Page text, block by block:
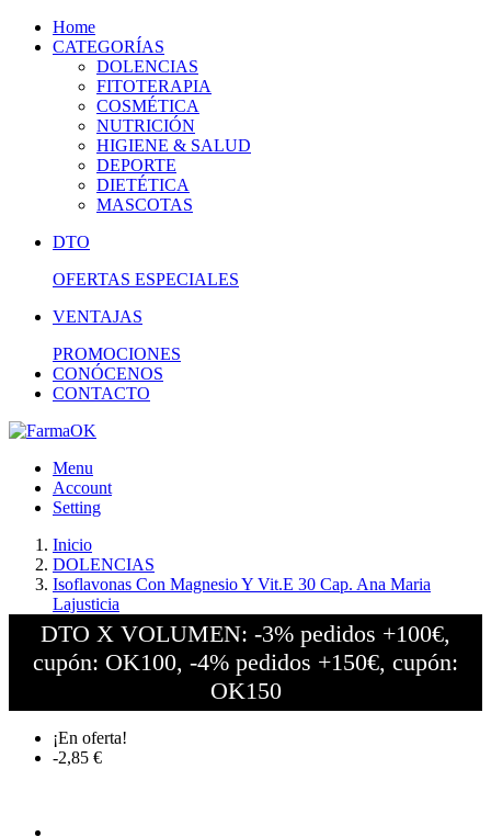
Home
CATEGORÍAS
DOLENCIAS
FITOTERAPIA
COSMÉTICA
NUTRICIÓN
HIGIENE & SALUD
DEPORTE
DIETÉTICA
MASCOTAS
DTO
OFERTAS ESPECIALES
VENTAJAS
PROMOCIONES
CONÓCENOS
CONTACTO
Menu
Account
Setting
Inicio
DOLENCIAS
Isoflavonas Con Magnesio Y Vit.E 30 Cap. Ana Maria
Lajusticia
DTO X VOLUMEN: -3% pedidos +100€,
cupón: OK100, -4% pedidos +150€, cupón:
OK150
¡En oferta!
-2,85 €